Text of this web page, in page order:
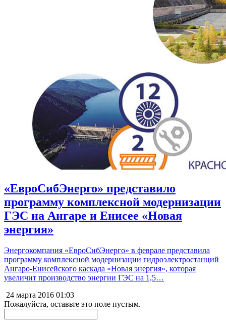
«ЕвроСибЭнерго» представило
программу комплексной модернизации
ГЭС на Ангаре и Енисее «Новая
энергия»
Энергокомпания «ЕвроСибЭнерго» в феврале представила
программу комплексной модернизации гидроэлектростанций
Ангаро-Енисейского каскада «Новая энергия», которая
увеличит производство энергии ГЭС на 1,5…
24 марта 2016 01:03
Пожалуйста, оставьте это поле пустым.